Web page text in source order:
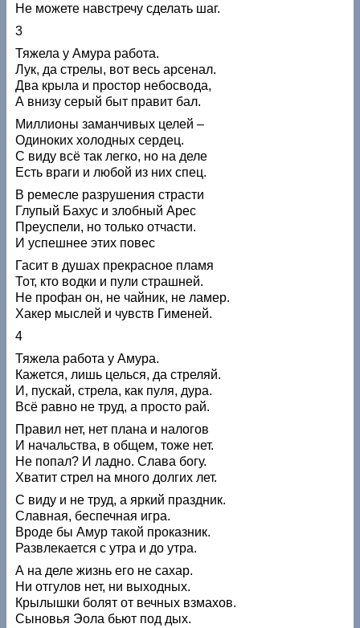
Не можете навстречу сделать шаг.
3
Тяжела у Амура работа.
Лук, да стрелы, вот весь арсенал.
Два крыла и простор небосвода,
А внизу серый быт правит бал.
Миллионы заманчивых целей –
Одиноких холодных сердец.
С виду всё так легко, но на деле
Есть враги и любой из них спец.
В ремесле разрушения страсти
Глупый Бахус и злобный Арес
Преуспели, но только отчасти.
И успешнее этих повес
Гасит в душах прекрасное пламя
Тот, кто водки и пули страшней.
Не профан он, не чайник, не ламер.
Хакер мыслей и чувств Гименей.
4
Тяжела работа у Амура.
Кажется, лишь целься, да стреляй.
И, пускай, стрела, как пуля, дура.
Всё равно не труд, а просто рай.
Правил нет, нет плана и налогов
И начальства, в общем, тоже нет.
Не попал? И ладно. Слава богу.
Хватит стрел на много долгих лет.
С виду и не труд, а яркий праздник.
Славная, беспечная игра.
Вроде бы Амур такой проказник.
Развлекается с утра и до утра.
А на деле жизнь его не сахар.
Ни отгулов нет, ни выходных.
Крылышки болят от вечных взмахов.
Сыновья Эола бьют под дых.